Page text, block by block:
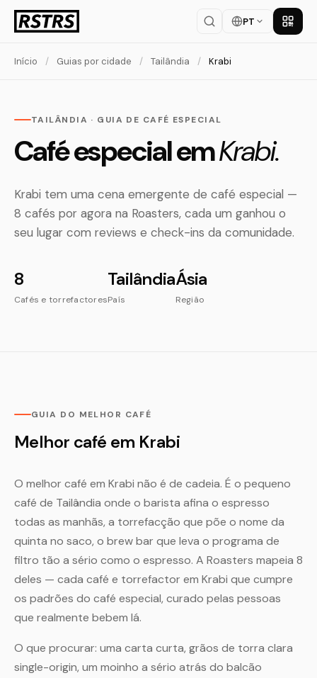
PT Baixar
Início / Guias por cidade / Tailândia / Krabi
TAILÂNDIA · GUIA DE CAFÉ ESPECIAL
Café especial emKrabi.
Krabi tem uma cena emergente de café especial —
8 cafés por agora na Roasters, cada um ganhou o
seu lugar com reviews e check-ins da comunidade.
8
Cafés e torrefactores
Tailândia
País
Ásia
Região
GUIA DO MELHOR CAFÉ
Melhor café em Krabi
O melhor café em Krabi não é de cadeia. É o pequeno
café de Tailândia onde o barista afina o espresso
todas as manhãs, a torrefacção que põe o nome da
quinta no saco, o brew bar que leva o programa de
filtro tão a sério como o espresso. A Roasters mapeia 8
deles — cada café e torrefactor em Krabi que cumpre
os padrões do café especial, curado pelas pessoas
que realmente bebem lá.
O que procurar: uma carta curta, grãos de torra clara
single-origin, um moinho a sério atrás do balcão